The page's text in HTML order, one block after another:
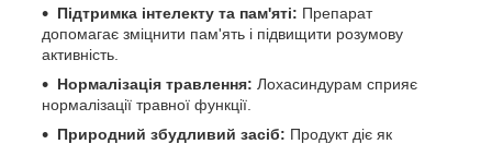
Підтримка інтелекту та пам'яті: Препарат
допомагає зміцнити пам'ять і підвищити розумову
активність.
Нормалізація травлення: Лохасиндурам сприяє
нормалізації травної функції.
Природний збудливий засіб: Продукт діє як